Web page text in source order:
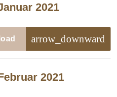
2021
arrow_downward
2021